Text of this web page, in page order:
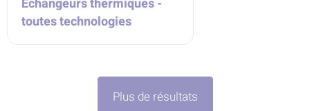
Echangeurs thermiques -
toutes technologies
Plus de résultats